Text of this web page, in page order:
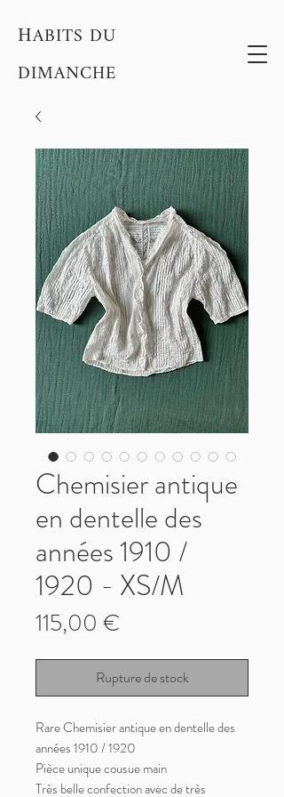
HABITS DU
DIMANCHE
Chemisier antique
en dentelle des
années 1910 /
1920 - XS/M
115,00 €
Rupture de stock
Rare Chemisier antique en dentelle des
années 1910 / 1920
Pièce unique cousue main
Très belle confection avec de très